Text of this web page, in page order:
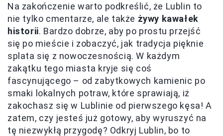
Na zakończenie warto podkreślić, że Lublin to
nie tylko cmentarze, ale także żywy kawałek
historii. Bardzo dobrze, aby po prostu przejść
się po mieście i zobaczyć, jak tradycja pięknie
splata się z nowoczesnością. W każdym
zakątku tego miasta kryje się coś
fascynującego – od zabytkowych kamienic po
smaki lokalnych potraw, które sprawiają, iż
zakochasz się w Lublinie od pierwszego kęsa! A
zatem, czy jesteś już gotowy, aby wyruszyć na
tę niezwykłą przygodę? Odkryj Lublin, bo to